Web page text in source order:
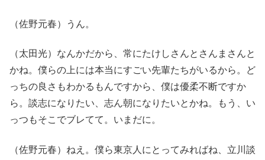
（佐野元春）うん。
（太田光）なんかだから、常にたけしさんとさんまさんと
かね。僕らの上には本当にすごい先輩たちがいるから。ど
っちの良さもわかるもんですから、僕は優柔不断ですか
ら。談志になりたい、志ん朝になりたいとかね。もう、い
っつもそこでブレてて。いまだに。
（佐野元春）ねえ。僕ら東京人にとってみればね、立川談